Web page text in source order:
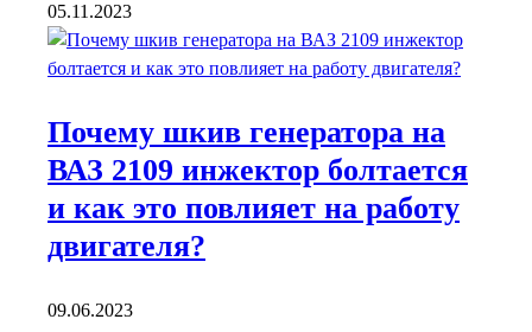
05.11.2023
Почему шкив генератора на
ВАЗ 2109 инжектор болтается
и как это повлияет на работу
двигателя?
09.06.2023